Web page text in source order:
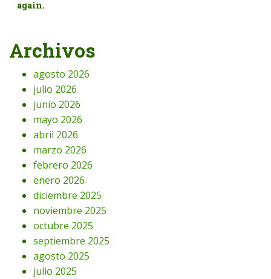
again.
Archivos
agosto 2026
julio 2026
junio 2026
mayo 2026
abril 2026
marzo 2026
febrero 2026
enero 2026
diciembre 2025
noviembre 2025
octubre 2025
septiembre 2025
agosto 2025
julio 2025